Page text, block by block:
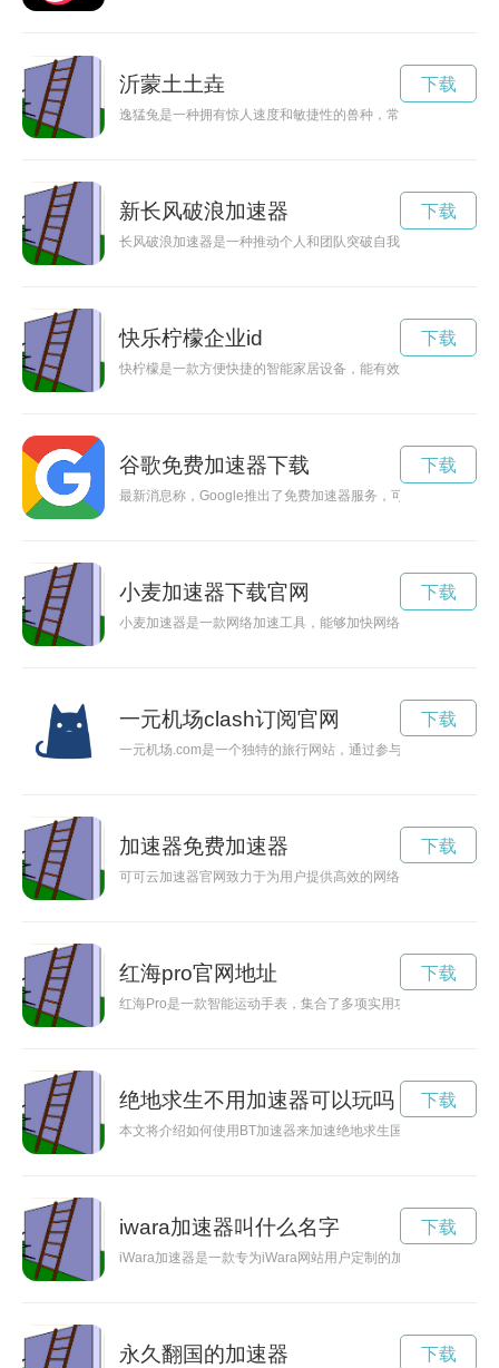
沂蒙土土垚
逸猛兔是一种拥有惊人速度和敏捷性的兽种，常被人们用来参
下载
新长风破浪加速器
长风破浪加速器是一种推动个人和团队突破自我，实现进步的
下载
快乐柠檬企业id
快柠檬是一款方便快捷的智能家居设备，能有效提高居家生活
下载
谷歌免费加速器下载
最新消息称，Google推出了免费加速器服务，可以帮助用户提
下载
小麦加速器下载官网
小麦加速器是一款网络加速工具，能够加快网络下载速度，保
下载
一元机场clash订阅官网
一元机场.com是一个独特的旅行网站，通过参与一元拍卖的形
下载
加速器免费加速器
可可云加速器官网致力于为用户提供高效的网络加速服务，让
下载
红海pro官网地址
红海Pro是一款智能运动手表，集合了多项实用功能，帮助用户
下载
绝地求生不用加速器可以玩吗
本文将介绍如何使用BT加速器来加速绝地求生国际服，帮助玩
下载
iwara加速器叫什么名字
iWara加速器是一款专为iWara网站用户定制的加速器工具，能
下载
永久翻国的加速器 下载